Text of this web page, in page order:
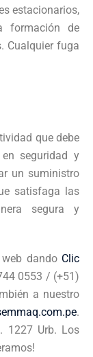
estacionarios,
formación de
Cualquier fuga
que debe
seguridad y
un suministro
satisfaga las
segura y
dando Clic
0553 / (+51)
a nuestro
.
1227 Urb. Los